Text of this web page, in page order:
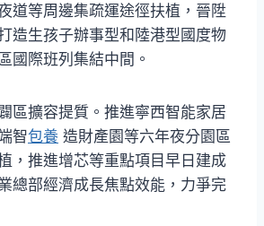
道等周邊集疏運途徑扶植，晉陞
造生孩子辦事型和陸港型國度物
國際班列集結中間。
區擴容提質。推進寧西智能家居
智包養 造財產園等六年夜分園區
，推進增芯等重點項目早日建成
總部經濟成長焦點效能，力爭完